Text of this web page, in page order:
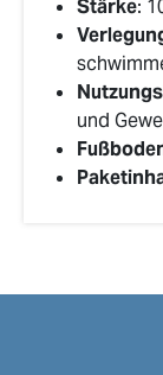
Stärke:
und